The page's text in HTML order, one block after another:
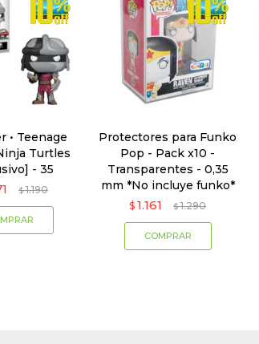
• Teenage
Turtles
- 35
$ 1.190
Protectores para Funko
Pop - Pack x10 -
Transparentes - 0,35
mm *No incluye funko*
$ 1.161 $ 1.290